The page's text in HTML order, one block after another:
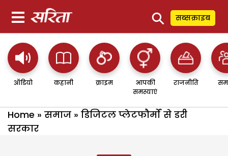
⚲ सब्सक्राइब
ऑडियो कहानी क्राइम
आपकी
समस्याएं
राजनीति
Home » समाज » डिजिटल प्लेटफौर्मों से डरी
सरकार